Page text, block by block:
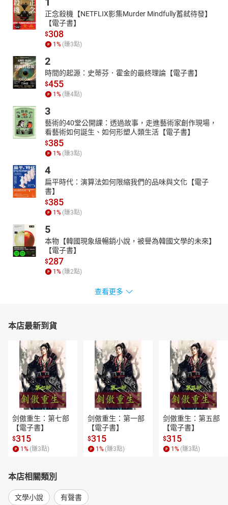
正念殺機【NETFLIX影集Murder Mindfully蓄弒待發】
【電子書】
$308
1 % (賺3點)
2
時間的起源：史蒂芬．霍金的最終理論【電子書】
$455
1 % (賺4點)
3
藝術的40堂公開課：透過故事，走進藝術家創作現場，
看藝術如何誕生、如何形塑人類生活【電子書】
$385
1 % (賺3點)
4
扁平時代：演算法如何限縮我們的品味與文化【電子
書】
$385
1 % (賺3點)
5
本物【韓國現象級暢銷小說，被譽為韓國文學的未來】
【電子書】
$287
1 % (賺2點)
查看更多
本店最新到貨
剑傲重生：第七部
【電子書】
$315
1 % (賺3點)
剑傲重生：第一部
【電子書】
$315
1 % (賺3點)
剑傲重生：第五部
【電子書】
$315
1 % (賺3點)
本店相關類別
文學小說 有聲書